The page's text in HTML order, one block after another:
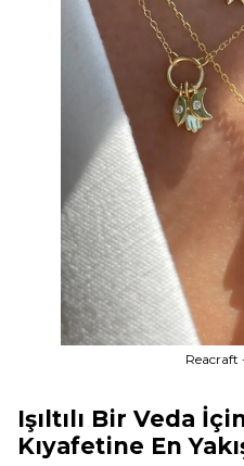
Reacraft
Işıltılı Bir Veda
Kıyafetine En